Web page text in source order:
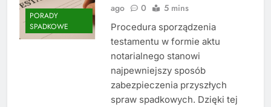
PORADY
SPADKOWE
ago
0 5 mins
Procedura sporządzenia
testamentu w formie aktu
notarialnego stanowi
najpewniejszy sposób
zabezpieczenia przyszłych
spraw spadkowych. Dzięki tej